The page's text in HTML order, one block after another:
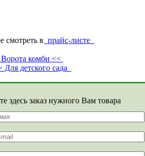
смотреть в прайс-листе
Ворота комби <<
Для детского сада
здесь заказ нужного Вам товара